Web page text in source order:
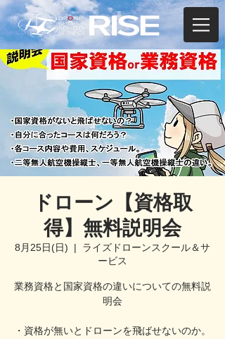
ドローン【資格取
得】無料説明会
8月25日(日)
  |
ライズドローンスクール＆サ
ービス
業務資格と国家資格の違いについての無料説
明会
・資格が無いとドローンを飛ばせないのか。